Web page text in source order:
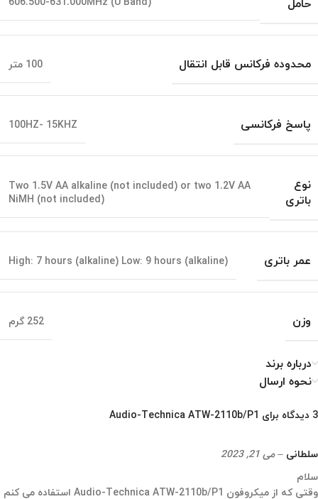
حامل
محدوده فرکانس قابل انتقال 100 متر
پاسخ فرکانسی 100HZ- 15KHZ
نوع
باتری
Two 1.5V AA alkaline (not included) or two 1.2V AA
NiMH (not included)
عمر باتری High: 7 hours (alkaline) Low: 9 hours (alkaline)
وزن 252 گرم
درباره برند
نحوه ارسال
3 دیدگاه برای Audio-Technica ATW-2110b/P1
سلطانی – می 21, 2023
سلام
وقتی که از میکروفون Audio-Technica ATW-2110b/P1 استفاده می کنم